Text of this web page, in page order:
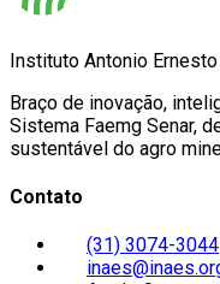
Instituto Antonio
Braço de inovação,
Sistema Faemg Senar,
sustentável do agro
Contato
(31) 3074-3044